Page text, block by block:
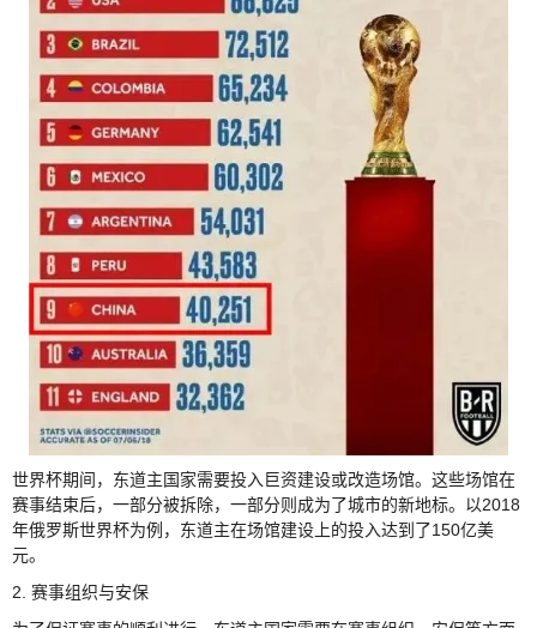
世界杯期间，东道主国家需要投入巨资建设或改造场馆。这些场馆在
赛事结束后，一部分被拆除，一部分则成为了城市的新地标。以2018
年俄罗斯世界杯为例，东道主在场馆建设上的投入达到了150亿美
元。
2. 赛事组织与安保